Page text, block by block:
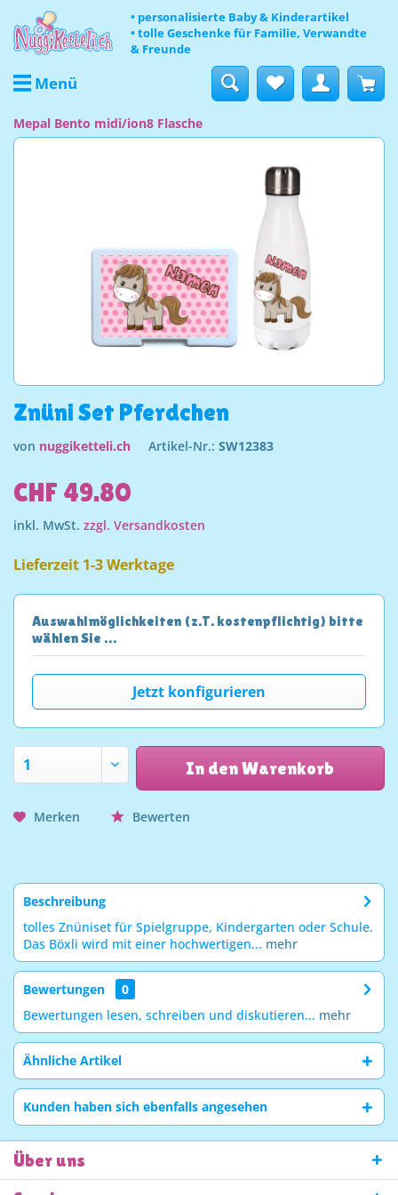
• personalisierte Baby & Kinderartikel
• tolle Geschenke für Familie, Verwandte
& Freunde
Menü
Mepal Bento midi/ion8 Flasche
Znüni Set Pferdchen
von nuggiketteli.ch Artikel-Nr.: SW12383
CHF 49.80
inkl. MwSt. zzgl. Versandkosten
Lieferzeit 1-3 Werktage
Auswahlmöglichkeiten (z.T. kostenpflichtig) bitte
wählen Sie …
Jetzt konfigurieren
In den Warenkorb
Merken Bewerten
Beschreibung
tolles Znüniset für Spielgruppe, Kindergarten oder Schule.
Das Böxli wird mit einer hochwertigen... mehr
Bewertungen
0
Bewertungen lesen, schreiben und diskutieren... mehr
Ähnliche Artikel
Kunden haben sich ebenfalls angesehen
Über uns